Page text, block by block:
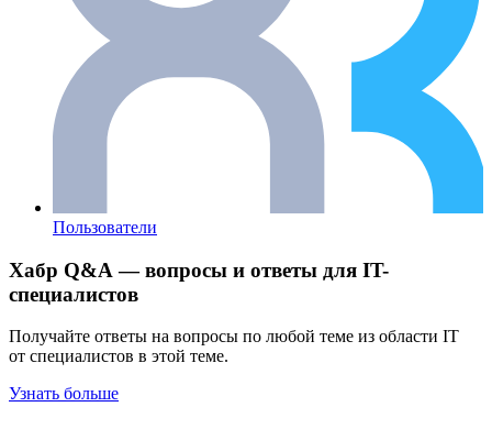
Пользователи
Хабр Q&A — вопросы и ответы для IT-
специалистов
Получайте ответы на вопросы по любой теме из области IT
от специалистов в этой теме.
Узнать больше